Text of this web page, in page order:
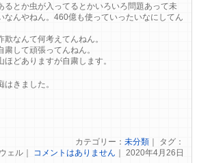
るとか虫が入ってるとかいろいろ問題あって未
なんやねん。460億も使っていったいなにしてん
なんて何考えてんねん。
して頑張ってんねん。
どありますが自粛します。
きました。
カテゴリー： 未分類｜ タグ：
ェル｜ コメントはありません ｜ 2020年4月26日